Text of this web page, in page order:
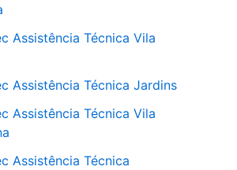
Assistência Técnica Vila
Assistência Técnica Jardins
Assistência Técnica Vila
Assistência Técnica